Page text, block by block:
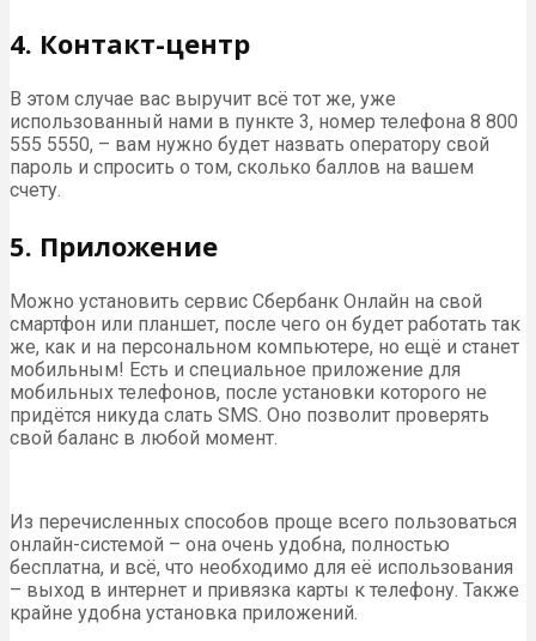
4. Контакт-центр
В этом случае вас выручит всё тот же, уже
использованный нами в пункте 3, номер телефона 8 800
555 5550, – вам нужно будет назвать оператору свой
пароль и спросить о том, сколько баллов на вашем
счету.
5. Приложение
Можно установить сервис Сбербанк Онлайн на свой
смартфон или планшет, после чего он будет работать так
же, как и на персональном компьютере, но ещё и станет
мобильным! Есть и специальное приложение для
мобильных телефонов, после установки которого не
придётся никуда слать SMS. Оно позволит проверять
свой баланс в любой момент.
Из перечисленных способов проще всего пользоваться
онлайн-системой – она очень удобна, полностью
бесплатна, и всё, что необходимо для её использования
– выход в интернет и привязка карты к телефону. Также
крайне удобна установка приложений.